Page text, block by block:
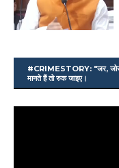
#CRIMESTORY: "जर, जोरू,
मानते हैं तो रुक जाइए।